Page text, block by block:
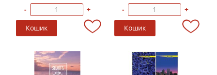
- + - +